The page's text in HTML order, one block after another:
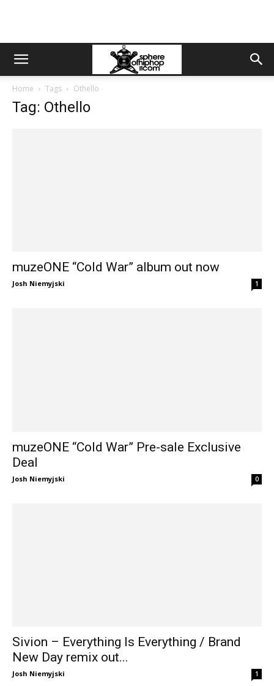
Home Tags Othello
Tag: Othello
muzeONE “Cold War” album out now
Josh Niemyjski 1
muzeONE “Cold War” Pre-sale Exclusive
Deal
Josh Niemyjski 0
Sivion – Everything Is Everything / Brand
New Day remix out...
Josh Niemyjski 1